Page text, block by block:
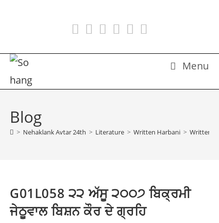
Menu
Blog
> Nehaklank Avtar 24th > Literature > Written Harbani > Written
G01L058 ੨੨ ਅੱਸੂ ੨੦੦੭ ਬਿਕ੍ਰਮੀ
ਜੇਠੂਵਾਲ ਬਿਸ਼ਨ ਕੌਰ ਦੇ ਗ੍ਰਹਿ